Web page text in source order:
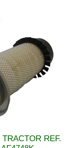
TRACTOR REF.